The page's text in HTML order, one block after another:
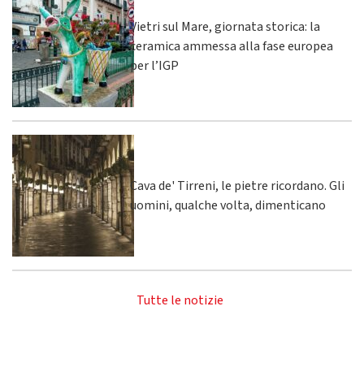
Vietri sul Mare, giornata storica: la
ceramica ammessa alla fase europea
per l’IGP
Cava de' Tirreni, le pietre ricordano. Gli
uomini, qualche volta, dimenticano
Tutte le notizie